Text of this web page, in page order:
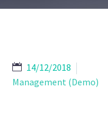
14/12/2018
Management (Demo)